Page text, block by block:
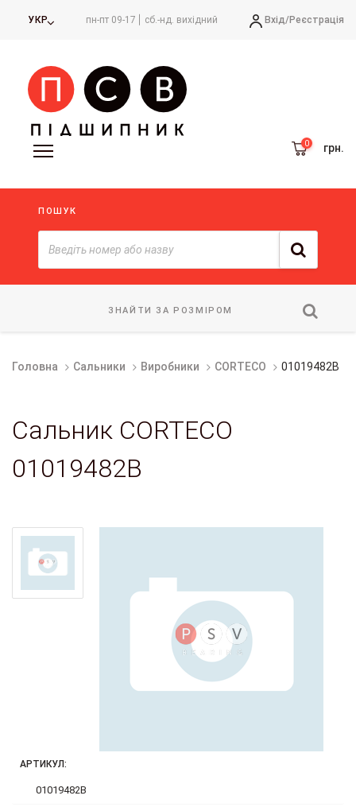
УКР пн-пт 09-17 сб.-нд. вихідний Вхід/Реєстрація
грн.
ПОШУК
ЗНАЙТИ ЗА РОЗМІРОМ
Головна Сальники Виробники CORTECO 01019482B
Сальник CORTECO
01019482B
АРТИКУЛ:
01019482B